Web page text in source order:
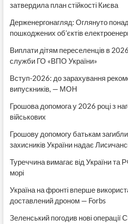
затвердила план стійкості Києва
Держенергонагляд: Оглянуто
пошкоджених об’єктів
Виплати дітям переселенців в
служби ГО «ВПО України»
Вступ-2026: до зарахування
випускників, — МОН
Грошова допомога у 2026 році з
військових
Грошову допомогу батькам
захисників України надає
Туреччина вимагає від України та
морі
Україна на фронті вперше
доставлений дроном — Forbs
Зеленський погодив нові операції